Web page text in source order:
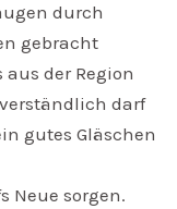
durch
gebracht
der Region
darf
gutes Gläschen
Neue sorgen.